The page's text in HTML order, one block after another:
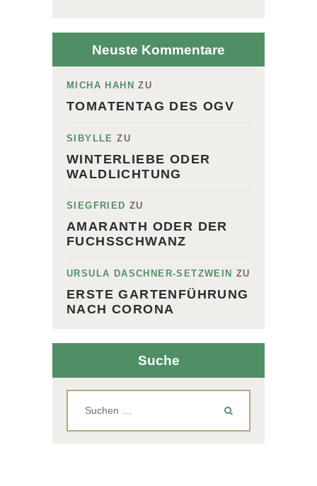
Neuste Kommentare
MICHA HAHN ZU
TOMATENTAG DES OGV
SIBYLLE ZU
WINTERLIEBE ODER
WALDLICHTUNG
SIEGFRIED ZU
AMARANTH ODER DER
FUCHSSCHWANZ
URSULA DASCHNER-SETZWEIN ZU
ERSTE GARTENFÜHRUNG
NACH CORONA
Suche
nach: